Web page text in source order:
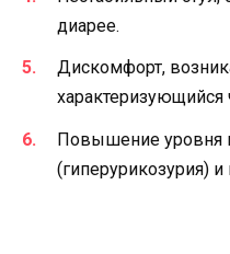
диарее.
Дискомфорт,
характеризующийся
Повышение уровня
(гиперурикозурия)